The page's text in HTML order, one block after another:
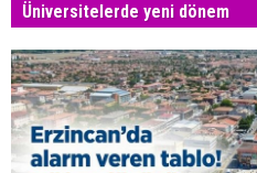
Üniversitelerde yeni dönem